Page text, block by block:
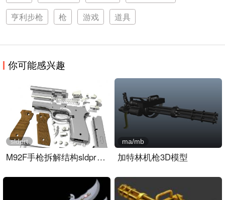
亨利步枪
枪 游戏 道具
你可能感兴趣
M92F手枪拆解结构sldprt模..
sldprt
加特林机枪3D模型
ma/mb